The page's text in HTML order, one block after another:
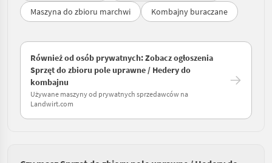
Maszyna do zbioru marchwi
Kombajny buraczane
Również od osób prywatnych: Zobacz ogłoszenia
Sprzęt do zbioru pole uprawne / Hedery do
kombajnu
Używane maszyny od prywatnych sprzedawców na
Landwirt.com